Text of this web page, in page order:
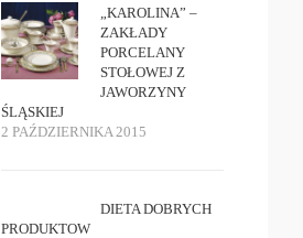
„KAROLINA” –
ZAKŁADY
PORCELANY
STOŁOWEJ Z
JAWORZYNY
ŚLĄSKIEJ
2 PAŹDZIERNIKA 2015
DIETA DOBRYCH
PRODUKTOW